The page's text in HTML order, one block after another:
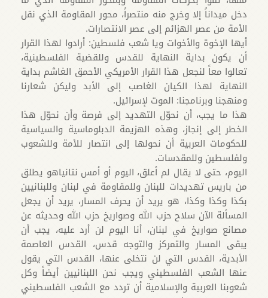
دخل ميداناً إلا وخرج منه منتصراً، محور المقاومة الذي نقل
الأمة من عصر الهزائم إلى عصر الانتصارات.
أيها الإخوة والأخوات ويا شعب فلسطين: أرادوا لهذا القرار
أن يكون بداية النهاية للقدس وللقضية الفلسطينية،
تعالوا معاً لنجعل هذا القرار الأمريكي الأحمق الغاشم بداية
النهاية لهذا الكيان الغاصب إلى الأبد وليكن شعارنا
ومنهجنا وبرنامجنا: الموت لإسرائيل.
هذا ما يجب، أن نحوّل التهديد إلى فرصة وأن نحوّل هذا
الخطر إلى إنجاز، وهذه الهزيمة الدبلوماسية والسياسية
للحكومات العربية أن نحولها إلى انتصار للأمة وللشعوب
ولفلسطين وللمقدسات.
اليوم، حتى لا يقال لم أعلق، اليوم أو أمس نتانياهو يطلق
من باريس تهديدات للبنان وللمقاومة في لبنان وللبنانيين
بكذا وكذا وكذا، هو يريد أن يحرف المسار، يريد أن يجعل
المسألة الآن سلاح حزب الله وصواريخ حزب الله وحديثه عن
مصانع صواريخ في لبنان، أنا اليوم لن أرد عليه، يجب أن
يبقى المسار والتمركز والتوجه قدس، القدس العاصمة
الأبدية، القدس التي لن نتخلى عنها، القدس التي يقول
عنها الشعب الفلسطيني ويجب نحن اللبنانيين أيضاً وكل
شعوبنا العربية والإسلامية أن تردد مع الشعب الفلسطيني